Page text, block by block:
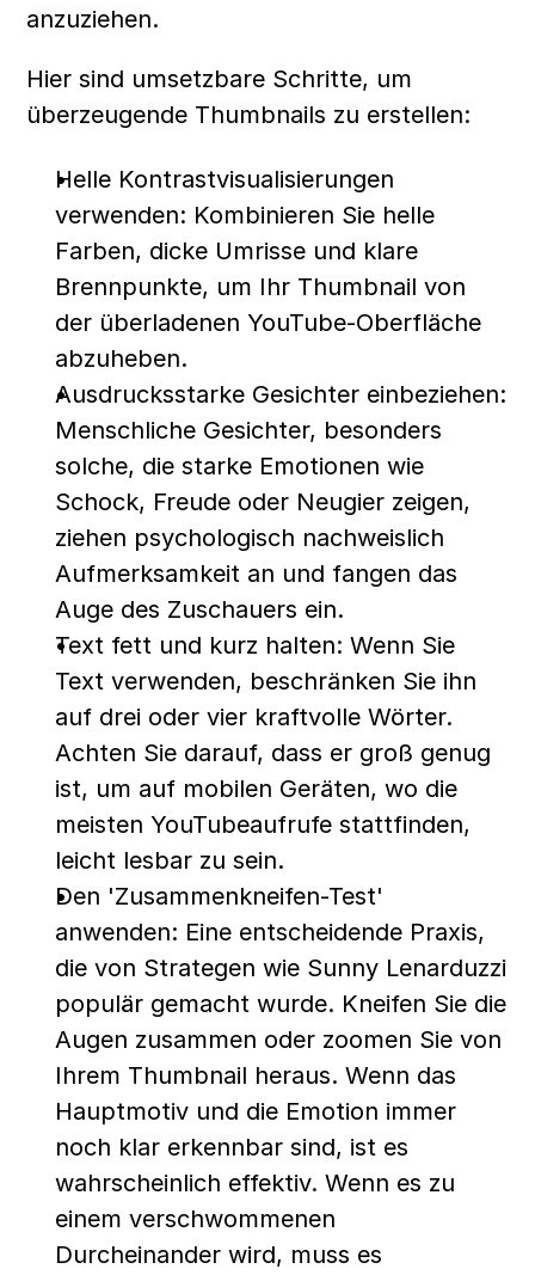
anzuziehen.
Hier sind umsetzbare Schritte, um
überzeugende Thumbnails zu erstellen:
Helle Kontrastvisualisierungen
verwenden: Kombinieren Sie helle
Farben, dicke Umrisse und klare
Brennpunkte, um Ihr Thumbnail von
der überladenen YouTube-Oberfläche
abzuheben.
Ausdrucksstarke Gesichter einbeziehen:
Menschliche Gesichter, besonders
solche, die starke Emotionen wie
Schock, Freude oder Neugier zeigen,
ziehen psychologisch nachweislich
Aufmerksamkeit an und fangen das
Auge des Zuschauers ein.
Text fett und kurz halten: Wenn Sie
Text verwenden, beschränken Sie ihn
auf drei oder vier kraftvolle Wörter.
Achten Sie darauf, dass er groß genug
ist, um auf mobilen Geräten, wo die
meisten YouTubeaufrufe stattfinden,
leicht lesbar zu sein.
Den 'Zusammenkneifen-Test'
anwenden: Eine entscheidende Praxis,
die von Strategen wie Sunny Lenarduzzi
populär gemacht wurde. Kneifen Sie die
Augen zusammen oder zoomen Sie von
Ihrem Thumbnail heraus. Wenn das
Hauptmotiv und die Emotion immer
noch klar erkennbar sind, ist es
wahrscheinlich effektiv. Wenn es zu
einem verschwommenen
Durcheinander wird, muss es